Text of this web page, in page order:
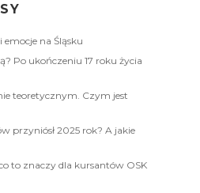
na Śląsku
Po ukończeniu 17 roku życia
teoretycznym. Czym jest
przyniósł 2025 rok? A jakie
to znaczy dla kursantów OSK